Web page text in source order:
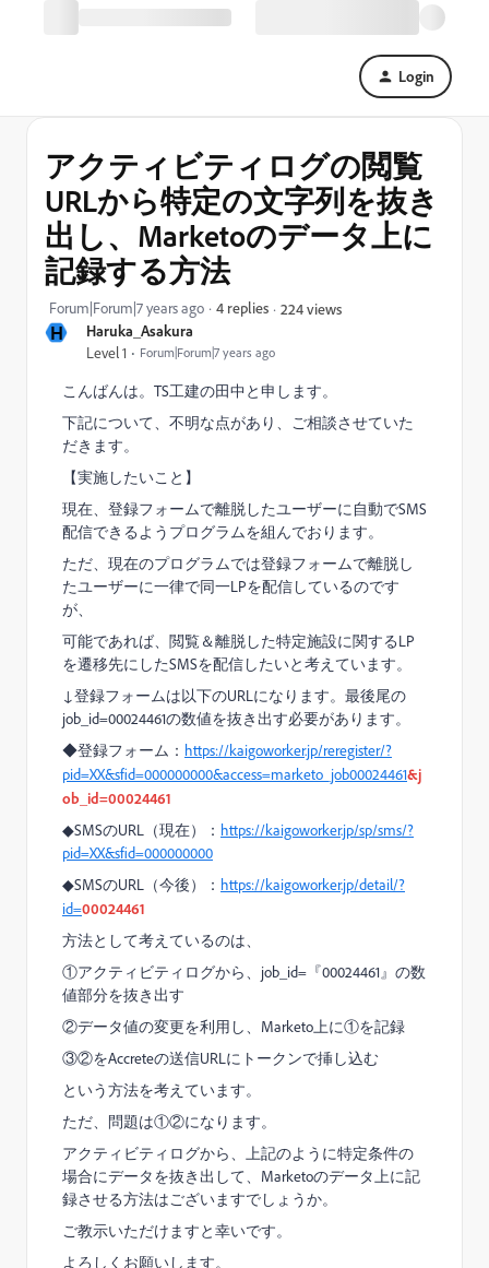
Login
H Haruka_Asakura
Level 1 Forum|Forum|7 years ago
アクティビティログの閲覧
URLから特定の文字列を抜き
出し、Marketoのデータ上に
記録する方法
Forum|Forum|7 years ago 4 replies 224 views
こんばんは。TS工建の田中と申します。
下記について、不明な点があり、ご相談させていた
だきます。
【実施したいこと】
現在、登録フォームで離脱したユーザーに自動でSMS
配信できるようプログラムを組んでおります。
ただ、現在のプログラムでは登録フォームで離脱し
たユーザーに一律で同一LPを配信しているのです
が、
可能であれば、閲覧＆離脱した特定施設に関するLP
を遷移先にしたSMSを配信したいと考えています。
↓登録フォームは以下のURLになります。最後尾の
job_id=00024461の数値を抜き出す必要があります。
◆登録フォーム： https://kaigoworker.jp/reregister/?
pid=XX&sfid=000000000&access=marketo_job00024461&j
ob_id=00024461
◆SMSのURL（現在）： https://kaigoworker.jp/sp/sms/?
pid=XX&sfid=000000000
◆SMSのURL（今後）： https://kaigoworker.jp/detail/?
id=00024461
方法として考えているのは、
①アクティビティログから、job_id=『00024461』の数
値部分を抜き出す
②データ値の変更を利用し、Marketo上に①を記録
③②をAccreteの送信URLにトークンで挿し込む
という方法を考えています。
ただ、問題は①②になります。
アクティビティログから、上記のように特定条件の
場合にデータを抜き出して、Marketoのデータ上に記
録させる方法はございますでしょうか。
ご教示いただけますと幸いです。
よろしくお願いします。